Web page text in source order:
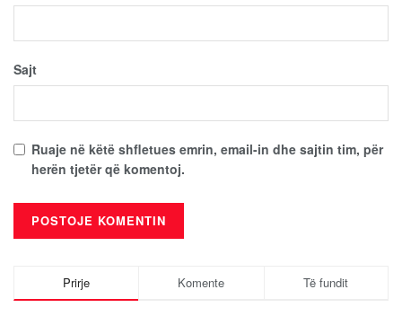
Sajt
Ruaje në këtë shfletues emrin, email-in dhe sajtin tim, për
herën tjetër që komentoj.
Prirje Komente Të fundit